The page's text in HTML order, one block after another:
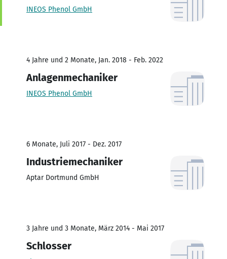
INEOS Phenol GmbH
4 Jahre und 2 Monate, Jan. 2018 - Feb. 2022
Anlagenmechaniker
INEOS Phenol GmbH
6 Monate, Juli 2017 - Dez. 2017
Industriemechaniker
Aptar Dortmund GmbH
3 Jahre und 3 Monate, März 2014 - Mai 2017
Schlosser